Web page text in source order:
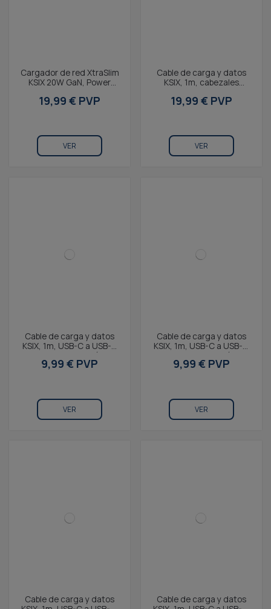
Cargador de red XtraSlim
KSIX 20W GaN, Power
Multipuerto USB-C +...
19,99 € PVP
VER
Cable de carga y datos
KSIX, 1m, cabezales
USB-C/Lightning,...
19,99 € PVP
VER
Cable de carga y datos
KSIX, 1m, USB-C a USB-C
KSIX, Carga ultrarrápida
60W, Trenzado...
9,99 € PVP
VER
Cable de carga y datos
KSIX, 1m, USB-C a USB-C
KSIX, Carga ultrarrápida
60W, Trenzado...
9,99 € PVP
VER
Cable de carga y datos
Cable de carga y datos